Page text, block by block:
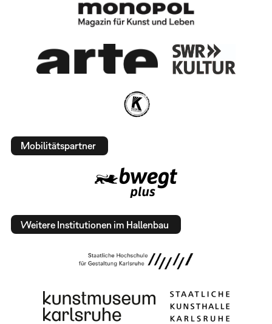
Mobilitätspartner
Weitere Institutionen im Hallenbau